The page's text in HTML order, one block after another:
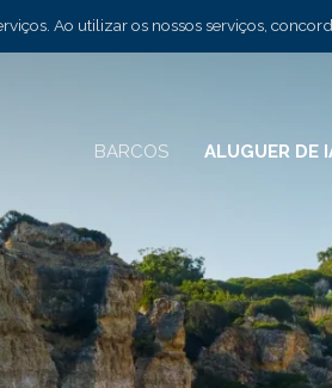
Ao utilizar os nossos serviços,
BARCOS ALUGUER DE